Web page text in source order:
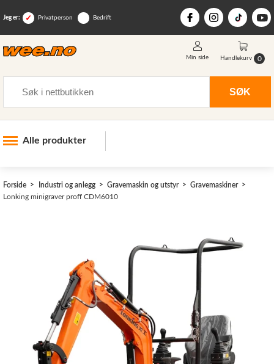
Jeg er: Privatperson Bedrift
SØK
Min side Handlekurv 0
Alle produkter
Skogsutstyr
Vinter og snøutstyr
Nye Wee produkter
Lagertømming
Forside Industri og anlegg Gravemaskin og utstyr
Gravemaskiner
Lonking minigraver proff CDM6010